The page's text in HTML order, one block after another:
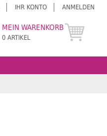
IHR KONTO ANMELDEN
MEIN WARENKORB
0 ARTIKEL